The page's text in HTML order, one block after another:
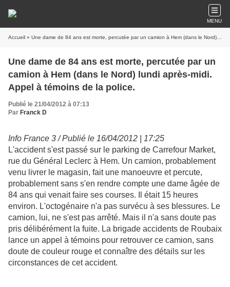
MENU
Accueil » Une dame de 84 ans est morte, percutée par un camion à Hem (dans le Nord) lundi après-midi. Appel à témoins de la police.
Une dame de 84 ans est morte, percutée par un
camion à Hem (dans le Nord) lundi après-midi.
Appel à témoins de la police.
Publié le 21/04/2012 à 07:13
Par Franck D
Info France 3 / Publié le 16/04/2012 | 17:25
L'accident s'est passé sur le parking de Carrefour Market,
rue du Général Leclerc à Hem. Un camion, probablement
venu livrer le magasin, fait une manoeuvre et percute,
probablement sans s'en rendre compte une dame âgée de
84 ans qui venait faire ses courses. Il était 15 heures
environ. L'octogénaire n'a pas survécu à ses blessures. Le
camion, lui, ne s'est pas arrêté. Mais il n'a sans doute pas
pris délibérément la fuite. La brigade accidents de Roubaix
lance un appel à témoins pour retrouver ce camion, sans
doute de couleur rouge et connaître des détails sur les
circonstances de cet accident.